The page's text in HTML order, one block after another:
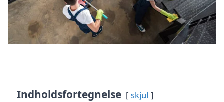
Indholdsfortegnelse skjul